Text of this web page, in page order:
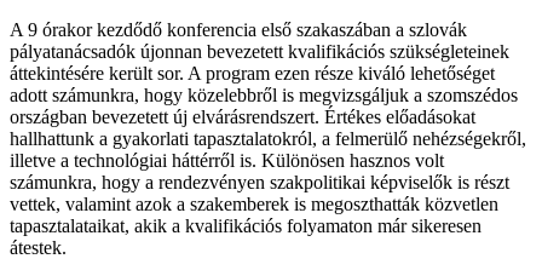
A 9 órakor kezdődő konferencia első szakaszában a szlovák
pályatanácsadók újonnan bevezetett kvalifikációs szükségleteinek
áttekintésére került sor. A program ezen része kiváló lehetőséget
adott számunkra, hogy közelebbről is megvizsgáljuk a szomszédos
országban bevezetett új elvárásrendszert. Értékes előadásokat
hallhattunk a gyakorlati tapasztalatokról, a felmerülő nehézségekről,
illetve a technológiai háttérről is. Különösen hasznos volt
számunkra, hogy a rendezvényen szakpolitikai képviselők is részt
vettek, valamint azok a szakemberek is megoszthatták közvetlen
tapasztalataikat, akik a kvalifikációs folyamaton már sikeresen
átestek.